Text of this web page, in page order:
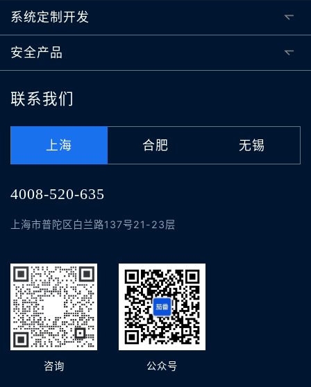
系统定制开发
安全产品
联系我们
上海 合肥 无锡
4008-520-635
上海市普陀区白兰路137号21-23层
咨询 公众号